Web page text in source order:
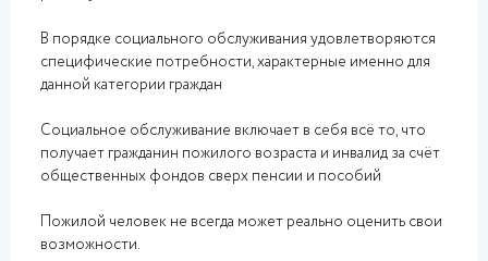
В порядке социального обслуживания удовлетворяются
специфические потребности, характерные именно для
данной категории граждан
Социальное обслуживание включает в себя всё то, что
получает гражданин пожилого возраста и инвалид за счёт
общественных фондов сверх пенсии и пособий
Пожилой человек не всегда может реально оценить свои
возможности.